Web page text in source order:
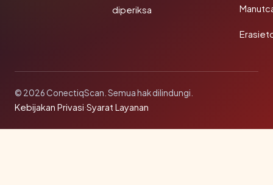
diperiksa
© 2026 ConectiqScan. Semua hak dilindungi.
Kebijakan Privasi·Syarat Layanan